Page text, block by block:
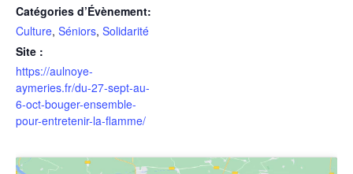
Catégories d’Évènement:
Culture, Séniors, Solidarité
Site :
https://aulnoye-
aymeries.fr/du-27-sept-au-
6-oct-bouger-ensemble-
pour-entretenir-la-flamme/